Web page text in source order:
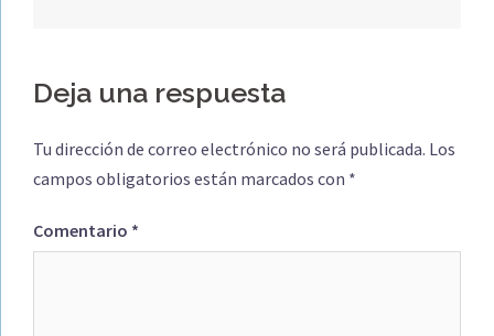
Deja una respuesta
Tu dirección de correo electrónico no será publicada. Los
campos obligatorios están marcados con *
Comentario *